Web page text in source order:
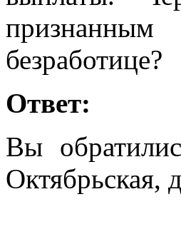
признанным
безработице?
Ответ:
Вы
Октябрьская,